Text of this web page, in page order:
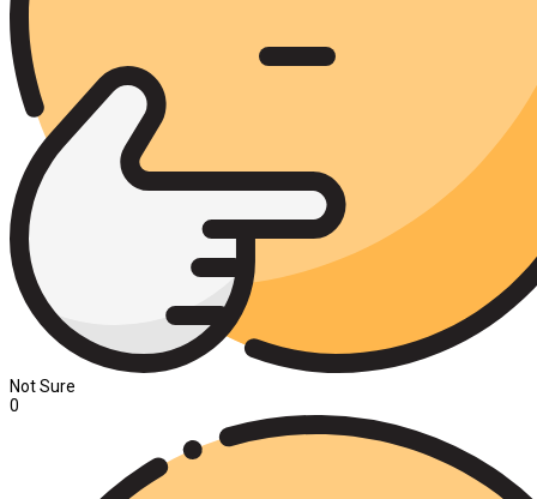
Not Sure
0